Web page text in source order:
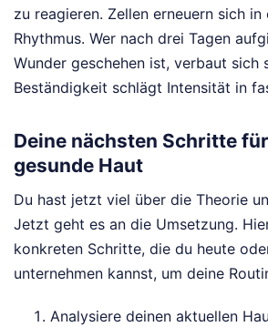
zu reagieren. Zellen erneuern sich in
Rhythmus. Wer nach drei Tagen
Wunder geschehen ist, verbaut sich
Beständigkeit schlägt Intensität in
Deine nächsten Schritte
gesunde Haut
Du hast jetzt viel über die Theorie
Jetzt geht es an die Umsetzung.
konkreten Schritte, die du heute
unternehmen kannst, um deine
Analysiere deinen aktuellen